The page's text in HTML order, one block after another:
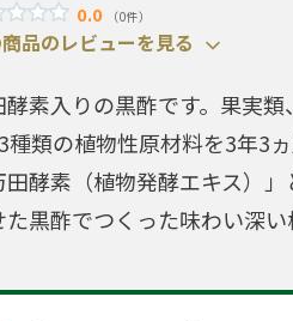
0.0 （0件）
品のレビューを見る
酵素入りの黒酢です。果実
種類の植物性原材料を3年3
田酵素（植物発酵エキス）
た黒酢でつくった味わい深い